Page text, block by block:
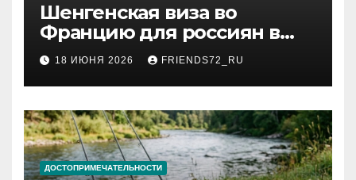
Шенгенская виза во
Францию для россиян в
2026 году: сроки от 3 дней
и список необходимых
документов
18 ИЮНЯ 2026 FRIENDS72_RU
ДОСТОПРИМЕЧАТЕЛЬНОСТИ